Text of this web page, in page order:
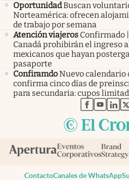
OportunidadBuscan
Norteamérica: ofrecen
de trabajo por semana
Atención viajeros Confirmado
Canadá prohibirán el ingreso
mexicanos que hayan
pasaporte
ConfiramdoNuevo calendario
confirma cinco días de
para secundaria: cupos
abre en
abre
ContactoCanales de WhatsApp